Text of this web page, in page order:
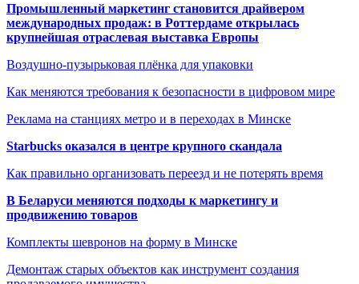
Промышленный маркетинг становится драйвером
международных продаж: в Роттердаме открылась
крупнейшая отраслевая выставка Европы
Воздушно-пузырьковая плёнка для упаковки
Как меняются требования к безопасности в цифровом мире
Реклама на станциях метро и в переходах в Минске
Starbucks оказался в центре крупного скандала
Как правильно организовать переезд и не потерять время
В Беларуси меняются подходы к маркетингу и
продвижению товаров
Комплекты шевронов на форму в Минске
Демонтаж старых объектов как инструмент создания